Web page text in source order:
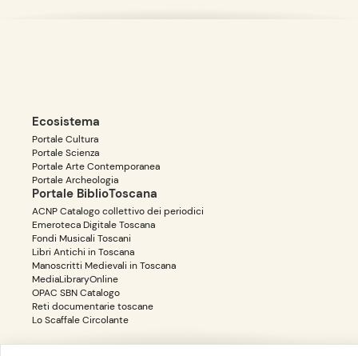
Ecosistema
Portale Cultura
Portale Scienza
Portale Arte Contemporanea
Portale Archeologia
Portale BiblioToscana
ACNP Catalogo collettivo dei periodici
Emeroteca Digitale Toscana
Fondi Musicali Toscani
Libri Antichi in Toscana
Manoscritti Medievali in Toscana
MediaLibraryOnline
OPAC SBN Catalogo
Reti documentarie toscane
Lo Scaffale Circolante